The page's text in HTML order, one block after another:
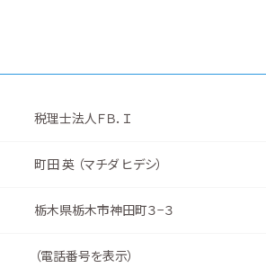
税理士法人ＦＢ．Ｉ
町田 英 （マチダ ヒデシ）
栃木県栃木市神田町３−３
（電話番号を表示）